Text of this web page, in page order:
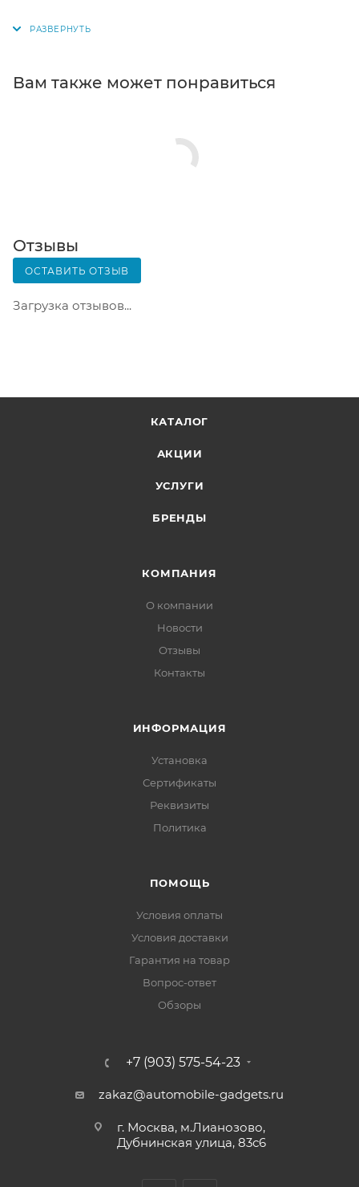
получения заказа обратитесь к сотруднику в
телефон или e-mail придет уникальный код.
Почтовая доставка через почту России. Когда
Вскрывать коробку самостоятельно вы можете
только после оплаты заказа. Один заказ может
содержать не больше 10 позиций и его стоимость
не должна превышать 100 000 р.
Вам также может понравиться
Отзывы
ОСТАВИТЬ ОТЗЫВ
Загрузка отзывов...
КАТАЛОГ
АКЦИИ
УСЛУГИ
БРЕНДЫ
КОМПАНИЯ
О компании
Новости
Отзывы
Контакты
ИНФОРМАЦИЯ
Установка
Сертификаты
Реквизиты
Политика
ПОМОЩЬ
Условия оплаты
Условия доставки
Гарантия на товар
Вопрос-ответ
Обзоры
+7 (903) 575-54-23
zakaz@automobile-gadgets.ru
г. Москва, м.Лианозово,
Дубнинская улица, 83с6